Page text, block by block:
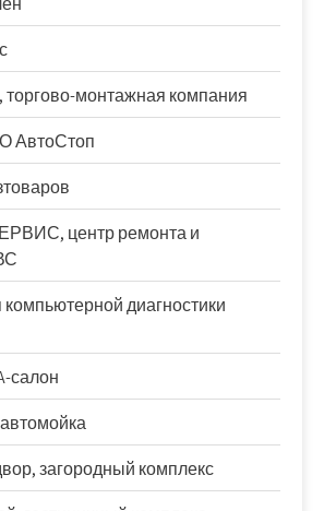
торгово-монтажная компания
АвтоСтоп
центр ремонта и
диагностики
салон
загородный комплекс